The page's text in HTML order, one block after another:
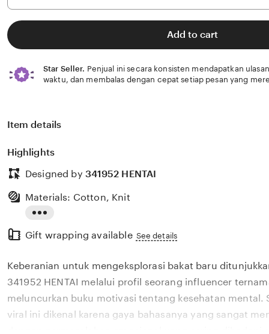
Add to cart
Star Seller. Penjual ini secara konsisten mendapatkan
waktu, dan membalas dengan cepat setiap pesan yang
Item details
Highlights
Designed by 341952 HENTAI
the
description
Materials: Cotton, Knit
Gift wrapping available See details
Keberanian untuk mengeksplorasi bakat baru
341952 HENTAI melalui profil seorang influencer
meluncurkan buku motivasi tentang kesehatan mental.
viral ini dikenal karena gaya bahasanya yang sangat